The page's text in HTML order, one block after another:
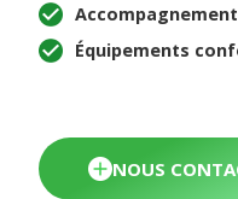
Équipements
NOUS